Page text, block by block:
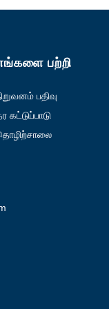
பற்றி
பதிவு
செய்தது
கட்டுப்பாடு